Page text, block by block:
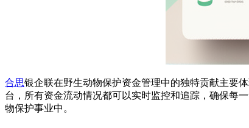
合思银企联在野生动物保护资金管理中的独特贡献主要体
台，所有资金流动情况都可以实时监控和追踪，确保每
物保护事业中。